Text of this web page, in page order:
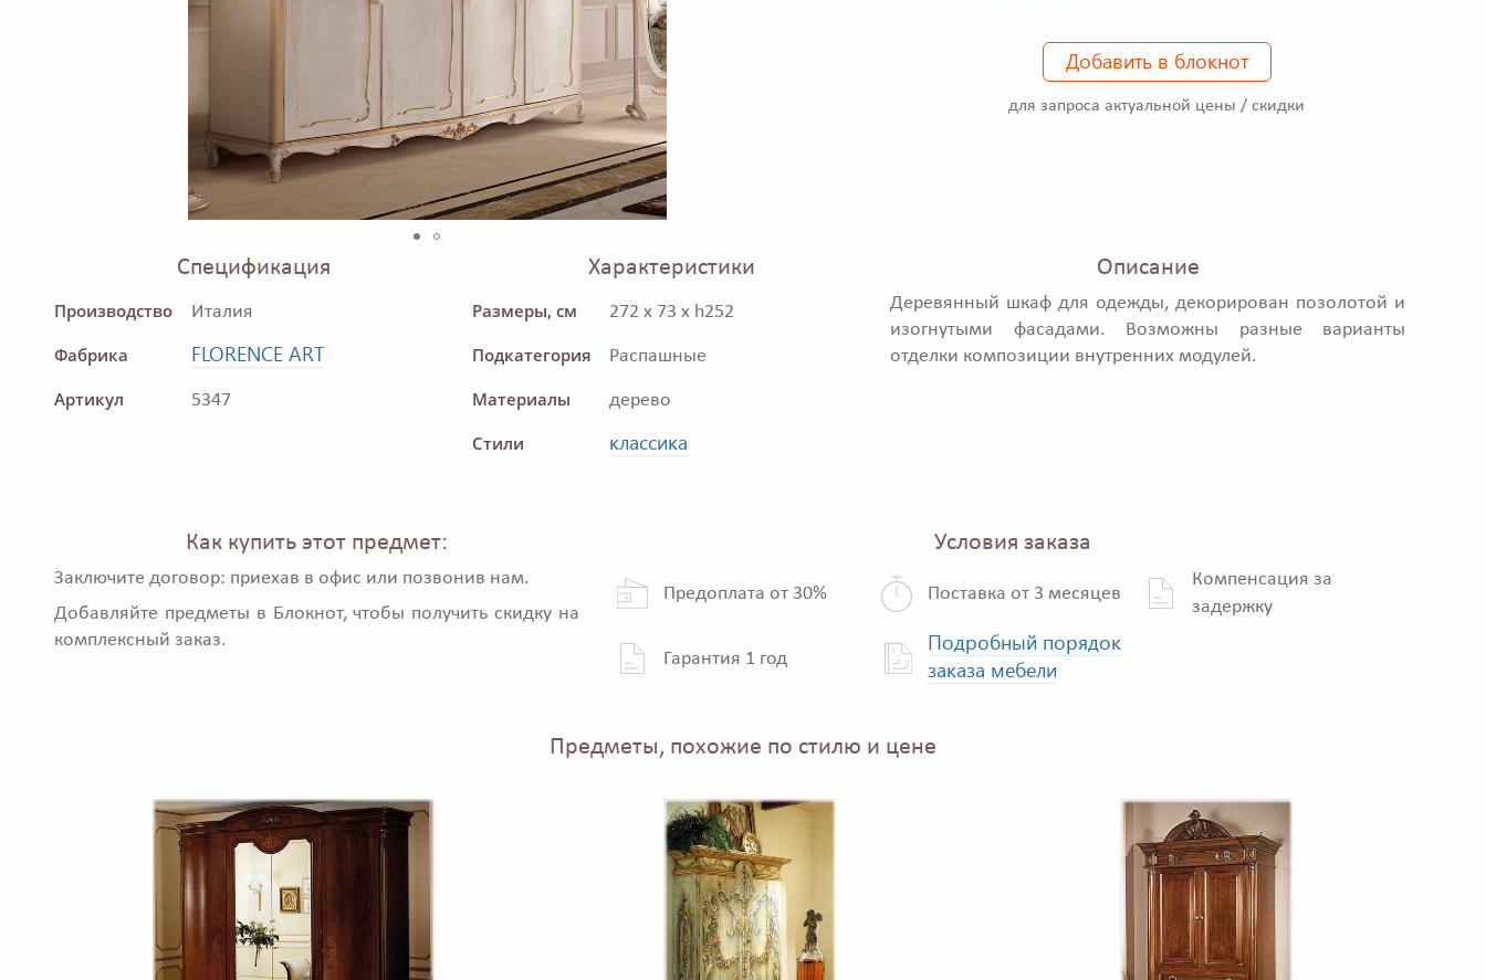
Добавить в блокнот
для запроса актуальной цены / скидки
Спецификация
Производство Италия
Фабрика FLORENCE ART
Артикул 5347
Характеристики
Размеры, см 272 x 73 x h252
Подкатегория Распашные
Материалы дерево
Стили классика
Описание
Деревянный шкаф для одежды, декорирован позолотой и
изогнутыми фасадами. Возможны разные варианты
отделки композиции внутренних модулей.
Как купить этот предмет:
Заключите договор: приехав в офис или позвонив нам.
Добавляйте предметы в Блокнот, чтобы получить скидку на
комплексный заказ.
Условия заказа
Предоплата от 30% Поставка от 3 месяцев
Компенсация за
задержку
Гарантия 1 год
Подробный порядок
заказа мебели
Предметы, похожие по стилю и цене